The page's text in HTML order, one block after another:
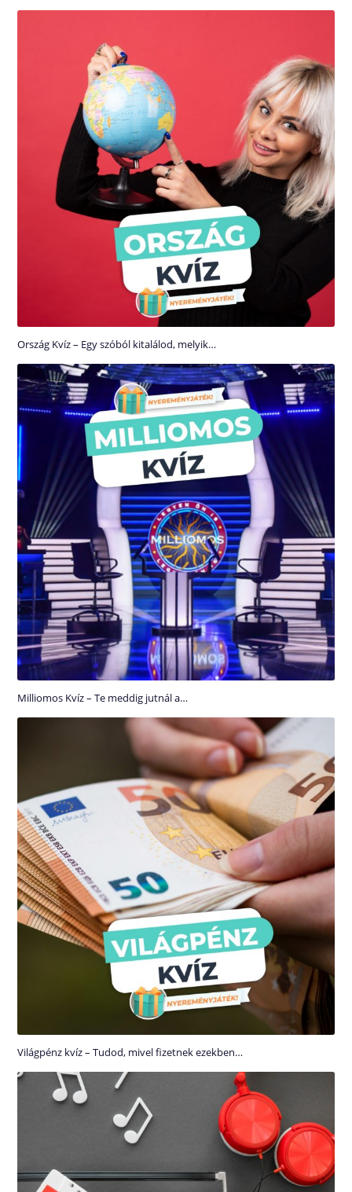
Ország Kvíz – Egy szóból kitalálod, melyik…
Milliomos Kvíz – Te meddig jutnál a…
Világpénz kvíz – Tudod, mivel fizetnek ezekben…